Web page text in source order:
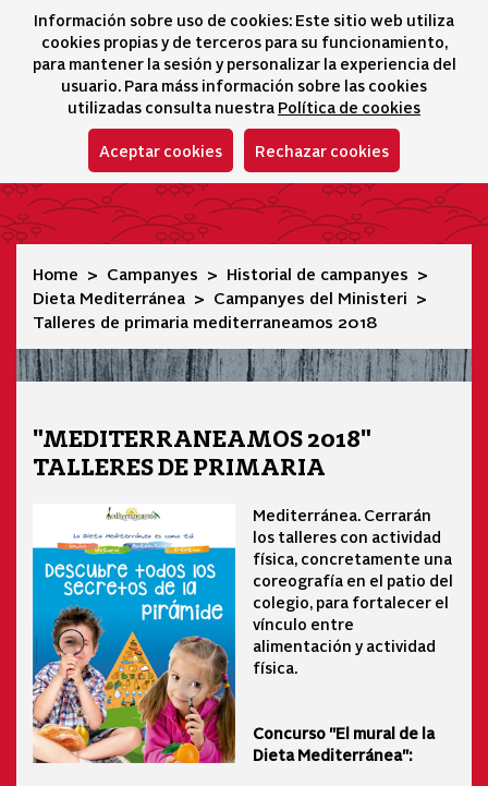
Información sobre uso de cookies: Este sitio web utiliza
cookies propias y de terceros para su funcionamiento,
para mantener la sesión y personalizar la experiencia del
usuario. Para máss información sobre las cookies
utilizadas consulta nuestra Política de cookies
Aceptar cookies Rechazar cookies
Selector idioma
icono
Talleres de primaria mediterraneamos 2018
Home Campanyes
Historial de campanyes
Dieta Mediterránea
Campanyes del Ministeri
Talleres de primaria mediterraneamos 2018
"MEDITERRANEAMOS 2018"
TALLERES DE PRIMARIA
Mediterránea. Cerrarán
los talleres con actividad
física, concretamente una
coreografía en el patio del
colegio, para fortalecer el
vínculo entre
alimentación y actividad
física.
Concurso "El mural de la
Dieta Mediterránea":